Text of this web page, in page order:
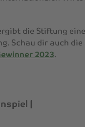
|
die Stiftung
Schau dir auch die
2023.